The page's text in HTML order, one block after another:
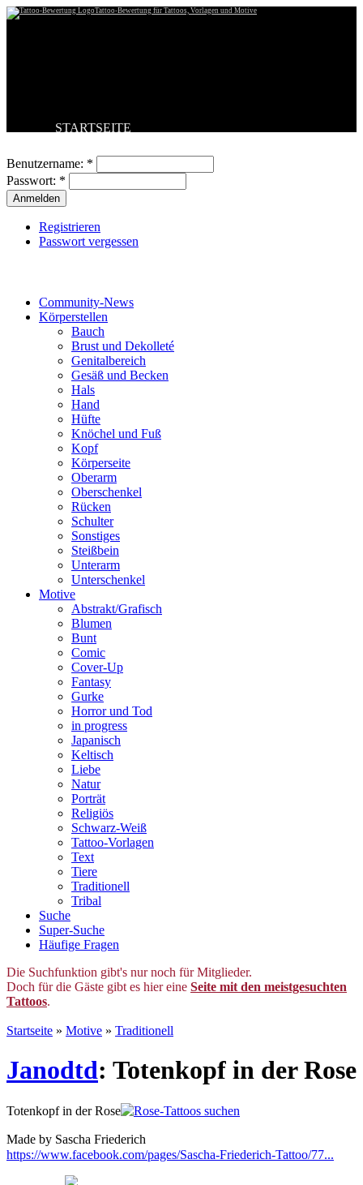
Tattoo-Bewertung für Tattoos, Vorlagen und Motive
STARTSEITE
BESTE TATTOOS
NEUESTE TATTOOS
KOMMENTARE
FORUM
Benutzername: *
Passwort: *
Registrieren
Passwort vergessen
Community-News
Körperstellen
Bauch
Brust und Dekolleté
Genitalbereich
Gesäß und Becken
Hals
Hand
Hüfte
Knöchel und Fuß
Kopf
Körperseite
Oberarm
Oberschenkel
Rücken
Schulter
Sonstiges
Steißbein
Unterarm
Unterschenkel
Motive
Abstrakt/Grafisch
Blumen
Bunt
Comic
Cover-Up
Fantasy
Gurke
Horror und Tod
in progress
Japanisch
Keltisch
Liebe
Natur
Porträt
Religiös
Schwarz-Weiß
Tattoo-Vorlagen
Text
Tiere
Traditionell
Tribal
Suche
Super-Suche
Häufige Fragen
Die Suchfunktion gibt's nur noch für Mitglieder.
Doch für die Gäste gibt es hier eine Seite mit den meistgesuchten
Tattoos.
Startseite » Motive » Traditionell
Janodtd: Totenkopf in der Rose
Totenkopf in der Rose
Made by Sascha Friederich
https://www.facebook.com/pages/Sascha-Friederich-Tattoo/77...